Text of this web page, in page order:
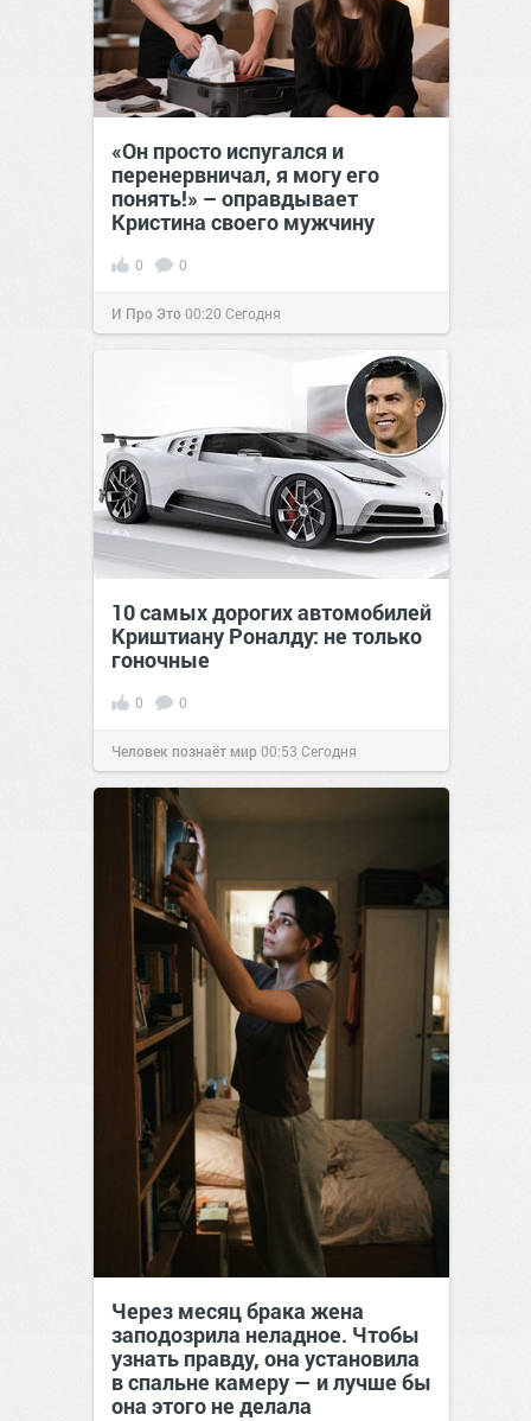
«Он просто испугался и
перенервничал, я могу его
понять!» – оправдывает
Кристина своего мужчину
0 0
И Про Это00:20 Сегодня
10 самых дорогих автомобилей
Криштиану Роналду: не только
гоночные
0 0
Человек познаёт мир00:53 Сегодня
Через месяц брака жена
заподозрила неладное. Чтобы
узнать правду, она установила
в спальне камеру — и лучше бы
она этого не делала